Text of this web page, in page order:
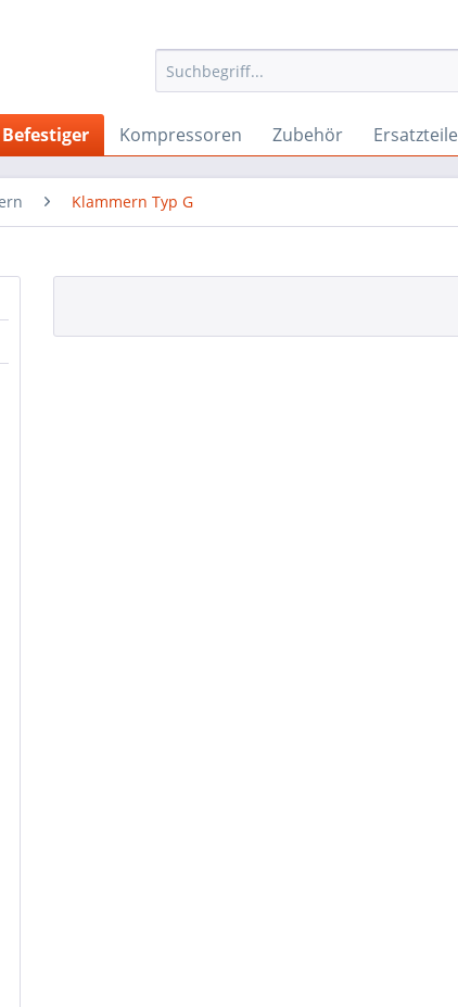
Befestiger Kompressoren Zubehör Ersatzteile
Klammern Typ G